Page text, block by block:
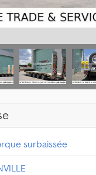
surbaissée